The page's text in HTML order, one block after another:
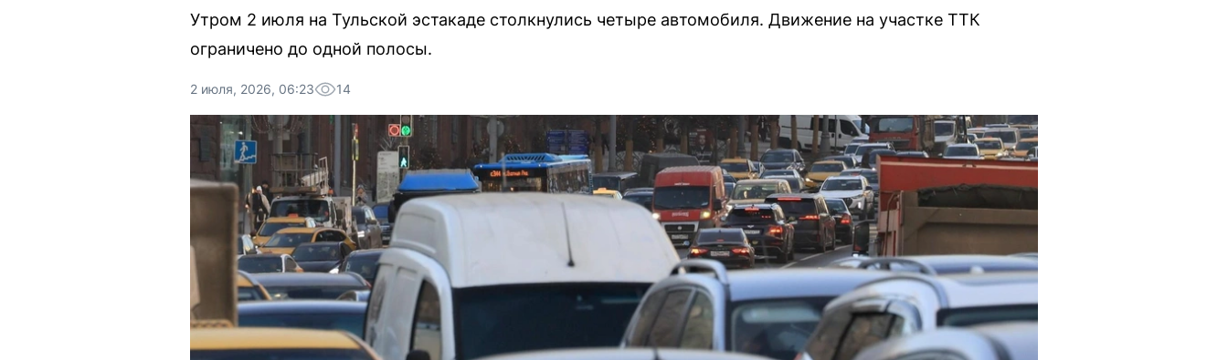
Утром 2 июля на Тульской эстакаде столкнулись четыре автомобиля. Движение на участке ТТК
ограничено до одной полосы.
2 июля, 2026, 06:23 14